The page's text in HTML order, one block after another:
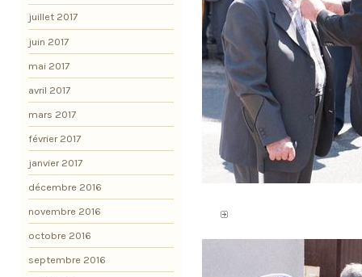
juillet 2017
juin 2017
mai 2017
avril 2017
mars 2017
février 2017
janvier 2017
décembre 2016
novembre 2016
octobre 2016
septembre 2016